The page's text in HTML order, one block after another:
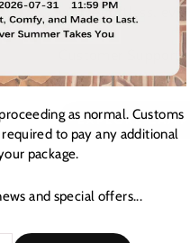
with effortless,
Customer
hours at
EXPLORE
as normal. Customs
to pay any additional
package.
and special offers...